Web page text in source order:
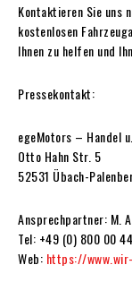
Kontaktieren Sie uns
kostenlosen
Ihnen zu helfen und
Pressekontakt:
egeMotors – Handel
Otto Hahn Str. 5
52531 Übach-
Ansprechpartner: M.
Tel: +49 (0) 800 00
Web: https://